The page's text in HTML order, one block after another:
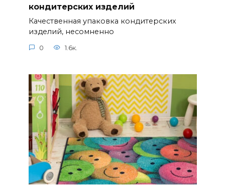
кондитерских изделий
Качественная упаковка кондитерских
изделий, несомненно
0 1.6к.